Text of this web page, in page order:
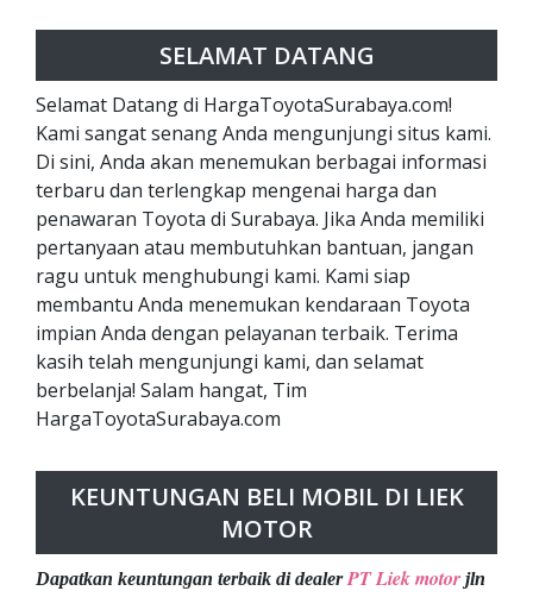
SELAMAT DATANG
Selamat Datang di HargaToyotaSurabaya.com!
Kami sangat senang Anda mengunjungi situs kami.
Di sini, Anda akan menemukan berbagai informasi
terbaru dan terlengkap mengenai harga dan
penawaran Toyota di Surabaya. Jika Anda memiliki
pertanyaan atau membutuhkan bantuan, jangan
ragu untuk menghubungi kami. Kami siap
membantu Anda menemukan kendaraan Toyota
impian Anda dengan pelayanan terbaik. Terima
kasih telah mengunjungi kami, dan selamat
berbelanja! Salam hangat, Tim
HargaToyotaSurabaya.com
KEUNTUNGAN BELI MOBIL DI LIEK
MOTOR
Dapatkan keuntungan terbaik di dealerPT Liek motor jln